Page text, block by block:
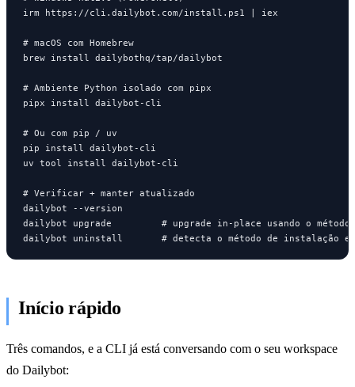
irm https://cli.dailybot.com/install.ps1 | iex
# macOS com Homebrew
brew install dailybothq/tap/dailybot
# Ambiente Python isolado com pipx
pipx install dailybot-cli
# Ou com pip / uv
pip install dailybot-cli
uv tool install dailybot-cli
# Verificar + manter atualizado
dailybot --version
dailybot upgrade         # upgrade in-place usando o método
dailybot uninstall       # detecta o método de instalação e
Início rápido
Três comandos, e a CLI já está conversando com o seu workspace
do Dailybot: